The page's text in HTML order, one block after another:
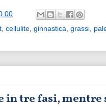
, cellulite, ginnastica, grassi,
tre fasi, mentre